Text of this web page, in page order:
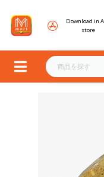
Download in
store